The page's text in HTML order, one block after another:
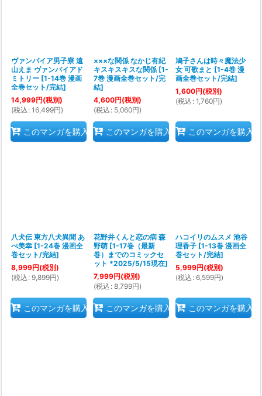
ヴァンパイア男子寮 遠
山えま ヴァンパイアド
ミトリー [1-14巻 漫画
全巻セット/完結]
14,999円(税別)
(税込 : 16,499円)
このマンガを購入
×××な関係 なかじ有紀
キスキスキスな関係 [1-
7巻 漫画全巻セット/完
結]
4,600円(税別)
(税込 : 5,060円)
このマンガを購入
鳩子さんは時々魔法少
女 可歌まと [1-4巻 漫
画全巻セット/完結]
1,600円(税別)
(税込 : 1,760円)
このマンガを購入
八犬伝 東方八犬異聞 あ
べ美幸 [1-24巻 漫画全
巻セット/完結]
8,999円(税別)
(税込 : 9,899円)
このマンガを購入
花野井くんと恋の病 森
野萌 [1-17巻（最新
巻）までのコミックセ
ット *2025/5/15現在]
7,999円(税別)
(税込 : 8,799円)
このマンガを購入
ハコイリのムスメ 池谷
理香子 [1-13巻 漫画全
巻セット/完結]
5,999円(税別)
(税込 : 6,599円)
このマンガを購入